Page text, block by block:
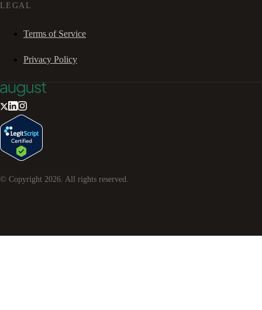
LEGAL
Terms of Service
Privacy Policy
© Copyright 2026. All rights reserved.